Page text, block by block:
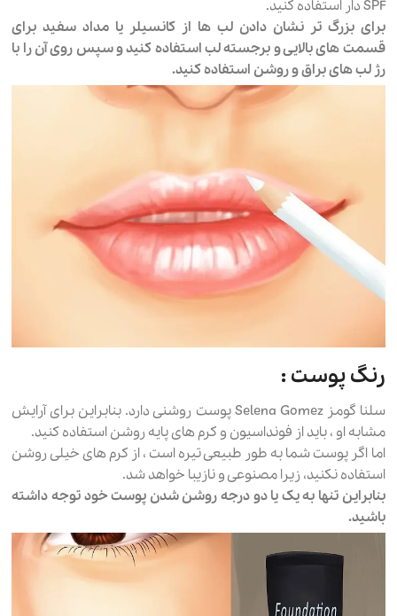
SPF دار استفاده کنید.
برای بزرگ تر نشان دادن لب ها از کانسیلر یا مداد سفید برای
قسمت های بالایی و برجسته لب استفاده کنید و سپس روی آن را با
رژ لب های براق و روشن استفاده کنید.
رنگ پوست :
سلنا گومز Selena Gomez پوست روشنی دارد. بنابراین برای آرایش
مشابه او ، باید از فونداسیون و کرم های پایه روشن استفاده کنید.
اما اگر پوست شما به طور طبیعی تیره است ، از کرم های خیلی روشن
استفاده نکنید، زیرا مصنوعی و نازیبا خواهد شد.
بنابراین تنها به یک یا دو درجه روشن شدن پوست خود توجه داشته
باشید.